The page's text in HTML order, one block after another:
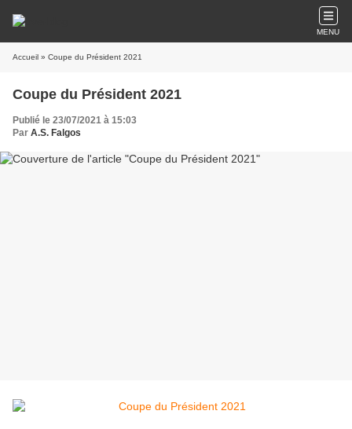
MENU
Accueil » Coupe du Président 2021
Coupe du Président 2021
Publié le 23/07/2021 à 15:03
Par A.S. Falgos